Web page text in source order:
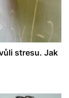
stresu. Jak